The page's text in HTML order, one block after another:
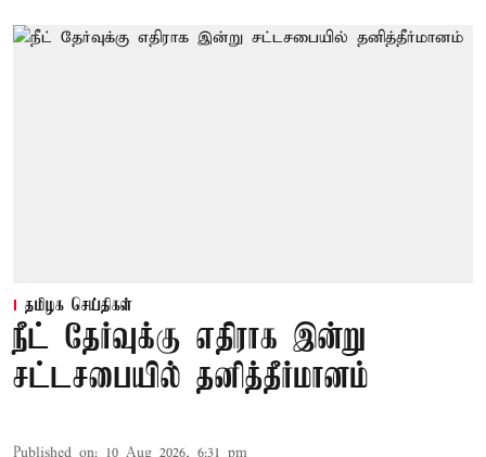
தமிழக செய்திகள்
நீட் தேர்வுக்கு எதிராக இன்று
சட்டசபையில் தனித்தீர்மானம்